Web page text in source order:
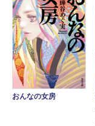
おんなの女房